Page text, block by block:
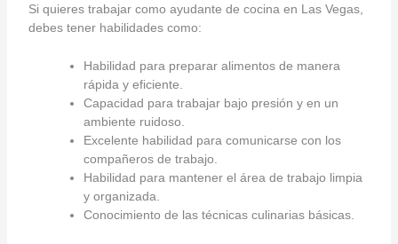
Si quieres trabajar como ayudante de cocina en Las Vegas,
debes tener habilidades como:
Habilidad para preparar alimentos de manera
rápida y eficiente.
Capacidad para trabajar bajo presión y en un
ambiente ruidoso.
Excelente habilidad para comunicarse con los
compañeros de trabajo.
Habilidad para mantener el área de trabajo limpia
y organizada.
Conocimiento de las técnicas culinarias básicas.